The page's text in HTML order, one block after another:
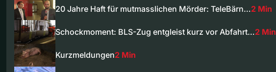
20 Jahre Haft für mutmasslichen Mörder: TeleBärn…2 Min
Schockmoment: BLS-Zug entgleist kurz vor Abfahrt…2 Min
Kurzmeldungen2 Min